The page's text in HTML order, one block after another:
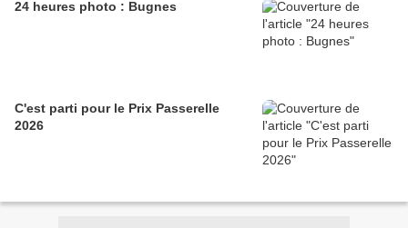
24 heures photo : Bugnes
C'est parti pour le Prix Passerelle
2026